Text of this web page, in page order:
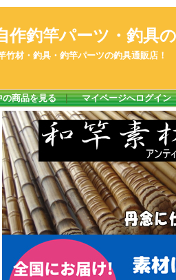
作釣竿パーツ・釣具の
具・釣竿パーツの釣具通販店！
の商品を見る｜ マイページへログイン